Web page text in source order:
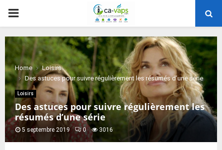
PRIMARY
MENU
Home
Loisirs
Des astuces pour suivre régulièrement les résumés d’une série
Loisirs
Des astuces pour suivre régulièrement les
résumés d’une série
5 septembre 2019 0 3016